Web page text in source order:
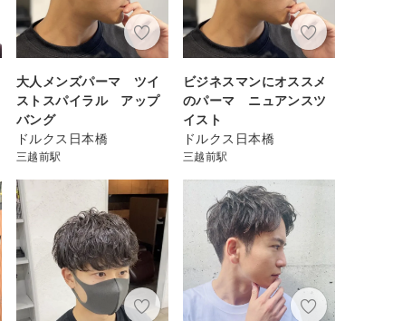
大人メンズパーマ ツイ
ストスパイラル アップ
バング
ドルクス日本橋
三越前駅
ビジネスマンにオススメ
のパーマ ニュアンスツ
イスト
ドルクス日本橋
三越前駅